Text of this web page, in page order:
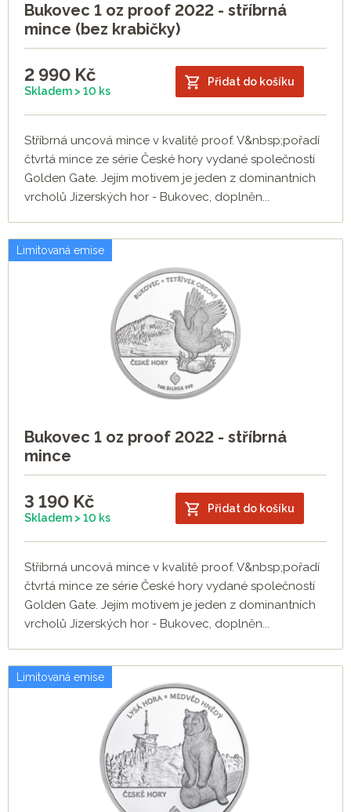
Bukovec 1 oz proof 2022 - stříbrná
mince (bez krabičky)
2 990 Kč
Skladem > 10 ks
Přidat do košíku
Stříbrná uncová mince v kvalitě proof. V&nbsp;pořadí
čtvrtá mince ze série České hory vydané společností
Golden Gate. Jejím motivem je jeden z dominantních
vrcholů Jizerských hor - Bukovec, doplněn...
Limitovaná emise
Bukovec 1 oz proof 2022 - stříbrná
mince
3 190 Kč
Skladem > 10 ks
Přidat do košíku
Stříbrná uncová mince v kvalitě proof. V&nbsp;pořadí
čtvrtá mince ze série České hory vydané společností
Golden Gate. Jejím motivem je jeden z dominantních
vrcholů Jizerských hor - Bukovec, doplněn...
Limitovaná emise